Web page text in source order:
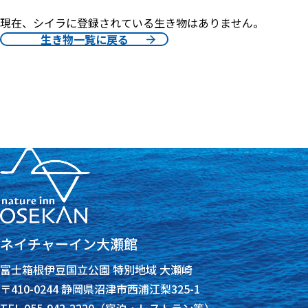
現在、シイラに登録されている生き物はありません。
生き物一覧に戻る
ネイチャーイン大瀬館
富士箱根伊豆国立公園 特別地域 大瀬崎
〒410-0244 静岡県沼津市西浦江梨325-1